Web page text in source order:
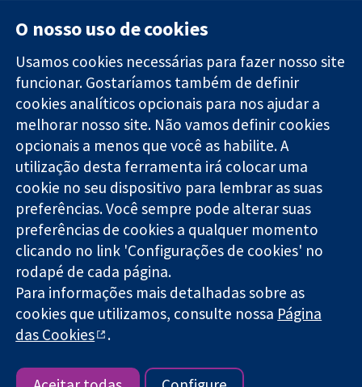
Evidências
confiáveis.
Decisões
informadas.
Melhor saúde.
11-13 Cavendish
Square
Londres
W1G 0AN
Reino Unido
Contato
Notícias
Assessoria de
imprensa
Sobre nós
Cochrane
Library
A Cochrane Collaboration é uma organização sem fins lucrativos
(caridade nº 1045921) e uma empresa limitada por garantia (nº
03044323) registrada na Inglaterra e no País de Gales.
Copyright © 2026 The Cochrane Collaboration
de cookies|Configuração de cookies
O nosso uso de cookies
Usamos cookies necessárias para fazer nosso site
funcionar. Gostaríamos também de definir
cookies analíticos opcionais para nos ajudar a
melhorar nosso site. Não vamos definir cookies
opcionais a menos que você as habilite. A
utilização desta ferramenta irá colocar uma
cookie no seu dispositivo para lembrar as suas
preferências. Você sempre pode alterar suas
preferências de cookies a qualquer momento
clicando no link 'Configurações de cookies' no
rodapé de cada página.
Para informações mais detalhadas sobre as
cookies que utilizamos, consulte nossa Página
das Cookies
.